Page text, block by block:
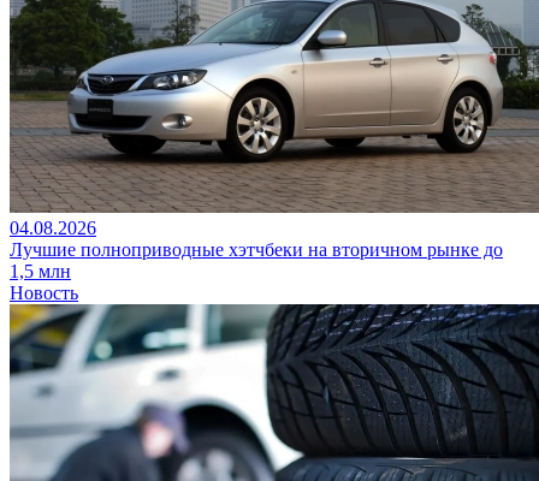
04.08.2026
Лучшие полноприводные хэтчбеки на вторичном рынке до
1,5 млн
Новость